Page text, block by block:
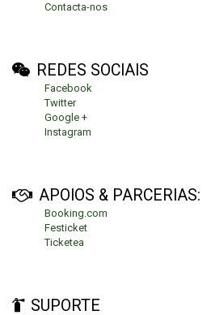
Contacta-nos
REDES SOCIAIS
Facebook
Twitter
Google +
Instagram
APOIOS & PARCERIAS:
Booking.com
Festicket
Ticketea
SUPORTE